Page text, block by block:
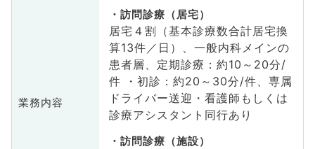
業務内容
訪問診療（居宅）
居宅４割（基本診療数合計居宅換
算13件／日）、一般内科メインの
患者層、定期診療：約10～20分/
件 ・初診：約20～30分/件、専属
ドライバー送迎・看護師もしくは
診療アシスタント同行あり
訪問診療（施設）